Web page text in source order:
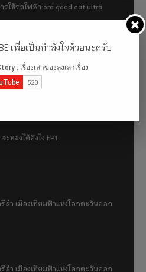
รใช้รถไฟฟ้า ora good cat ultra
จะหลงได้ยังไง EP2
ะหลงได้ยังไง EP1
รีล่า เมืองเทียมฟ้าแห่งโลกตะวันออก
รีล่า เมืองเทียมฟ้าแห่งโลกตะวันออก
เพื่อเป็นกำลังใจด้วยนะครับ